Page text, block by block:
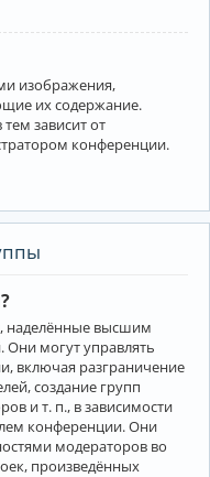
изображения,
их содержание.
зависит от
конференции.
наделённые высшим
могут управлять
включая разграничение
создание групп
и т. п., в зависимости
конференции. Они
модераторов во
произведённых